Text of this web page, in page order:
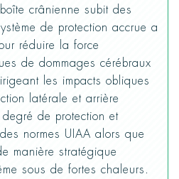
crânienne subit des
de protection accrue a
réduire la force
de dommages cérébraux
les impacts obliques
latérale et arrière
de protection et
normes UIAA alors que
manière stratégique
sous de fortes chaleurs.